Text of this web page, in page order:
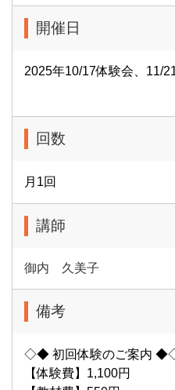
開催日
2025年10/17体験会、11/
回数
月1回
講師
御内 久美子
備考
◇◆ 初回体験のご案内
【体験費】1,100円